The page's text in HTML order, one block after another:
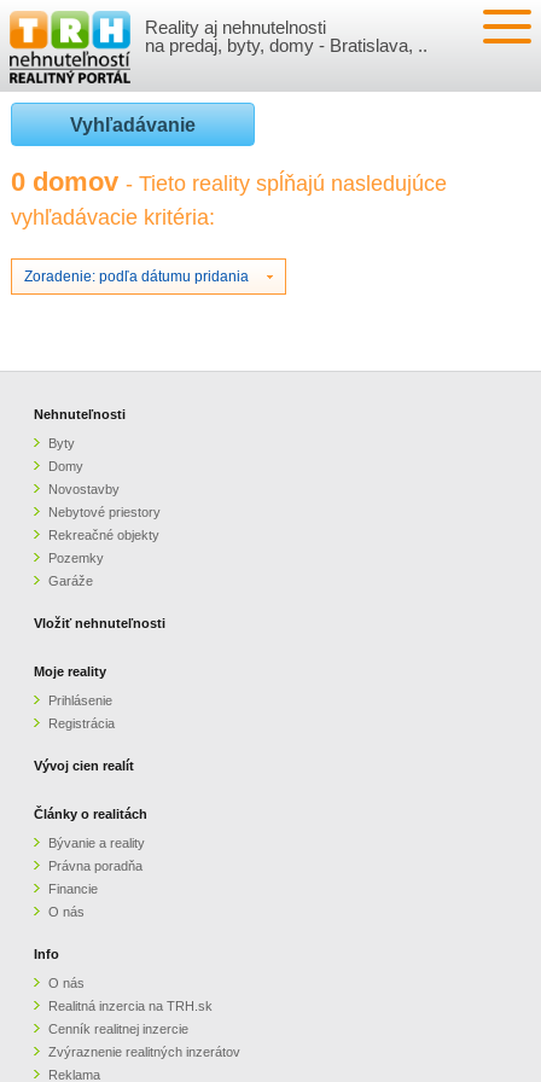
Reality aj nehnutelnosti
na predaj, byty, domy - Bratislava, ..
NEHNUTEĽNOSTI
BYTY
NOVOSTAVBY
NEBYTOVÉ PRIESTORY
GARÁŽE
VLOŽIŤ NEHNUTEĽNOSTI
PRIHLÁSENIE
REGISTRÁCIA
VÝVOJ CIEN REALÍT
ČLÁNKY O REALITÁCH
O NÁS
CENNÍK REALITNEJ INZERCIE
ZVÝRAZNENIE REALITNÝCH INZERÁTOV
PARTNERI
OBCHODNÉ PODMIENKY
KONTAKT
Vyhľadávanie
0 domov - Tieto reality spĺňajú nasledujúce
vyhľadávacie kritéria:
Zoradenie: podľa dátumu pridania
Nehnuteľnosti
Byty
Domy
Novostavby
Nebytové priestory
Rekreačné objekty
Pozemky
Garáže
Vložiť nehnuteľnosti
Moje reality
Prihlásenie
Registrácia
Vývoj cien realít
Články o realitách
Bývanie a reality
Právna poradňa
Financie
O nás
Info
O nás
Realitná inzercia na TRH.sk
Cenník realitnej inzercie
Zvýraznenie realitných inzerátov
Reklama